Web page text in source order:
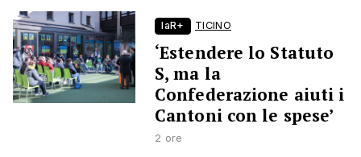
laR+ TICINO
‘Estendere lo Statuto
S, ma la
Confederazione aiuti i
Cantoni con le spese’
2 ore